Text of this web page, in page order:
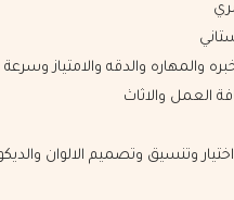
والمهاره والدقه واﻻمتياز وسرعة
العمل واﻻثاث
وتنسيق وتصميم اﻻلوان